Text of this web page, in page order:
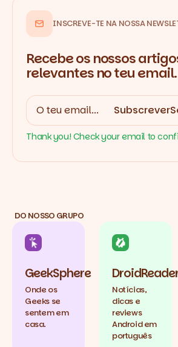
INSCREVE-TE NA NOSSA
Recebe os nossos
relevantes no teu email.
Subscrever
Thank you! Check your email to
DO NOSSO GRUPO
GeekSphere
Onde os
Geeks se
sentem em
casa.
Notícias,
dicas e
reviews
Android em
português